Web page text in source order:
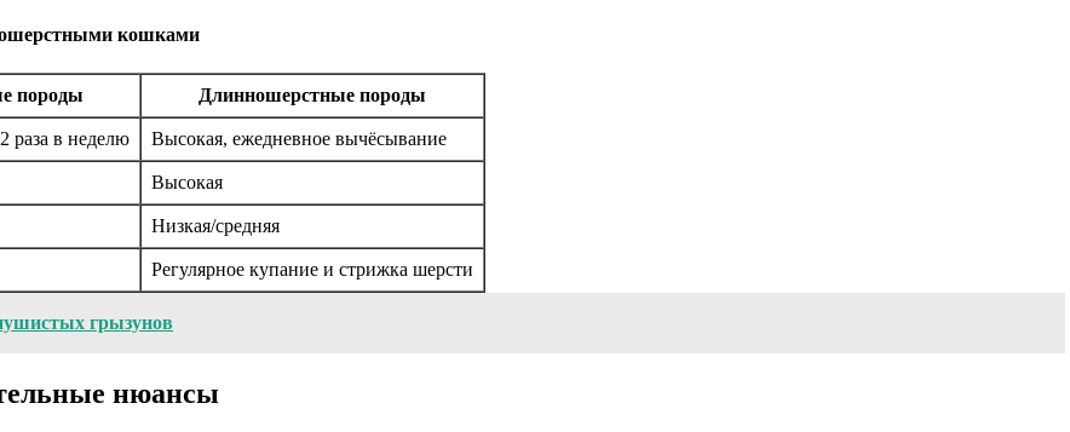
кошками
породы Длинношерстные породы
раза в неделю Высокая, ежедневное вычёсывание
Высокая
Низкая/средняя
Регулярное купание и стрижка шерсти
грызунов
нюансы